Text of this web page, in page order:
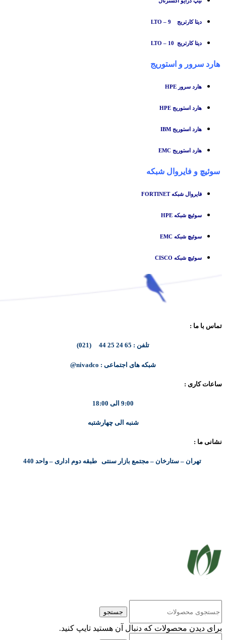
دیتا کارتریج LTO – 9
دیتا کارتریج LTO – 10
هارد سرور و استوریج
هارد سرور HPE
هارد استوریج HPE
هارد استوریج IBM
هارد استوریج EMC
سوئیچ و فایروال شبکه
فایروال شبکه FORTINET
سوئیچ شبکه HPE
سوئیچ شبکه EMC
سوئیچ شبکه CISCO
تماس با ما :
تلفن : 65 24 25 44 (021)
شبکه های اجتماعی : nivadco@
ساعات کاری :
9:00 الی 18:00
شنبه الی چهارشتبه
نشانی ما :
تهران – ستارخان – مجتمع بازار سنتی طبقه دوم اداری – واحد 440
جستجو
برای دیدن محصولات که دنبال آن هستید تایپ کنید.